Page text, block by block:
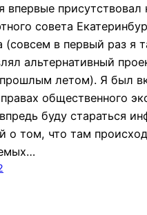
впервые присутствовал
совета
(совсем в первый раз я
альтернативный
летом). Я был
общественного
буду стараться
о том, что там